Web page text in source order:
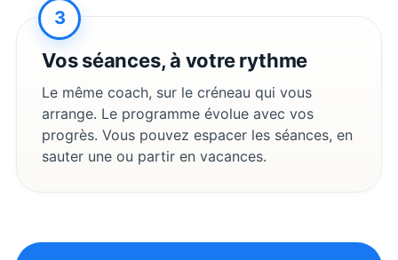
3
Vos séances, à votre rythme
Le même coach, sur le créneau qui vous
arrange. Le programme évolue avec vos
progrès. Vous pouvez espacer les séances, en
sauter une ou partir en vacances.